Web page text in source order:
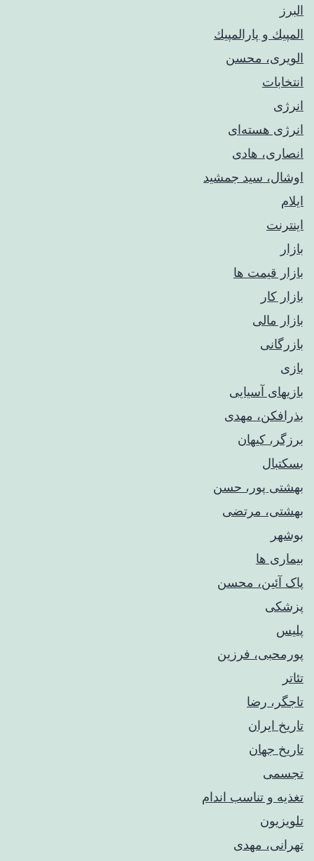
البرز
المپيك و پارالمپيك
الویری، محسن
انتخابات
انرژی
انرژی هسته‌ای
انصاری، هادی
اوشال، سید جمشید
ایلام
اینترنت
بازار
بازار قیمت ها
بازار کار
بازار مالی
بازرگانی
بازی
بازیهای آسیایی
بذرافکن، مهدی
برزگر، کیهان
بسکتبال
بهشتی پور، حسن
بهشتی، مرتضی
بوشهر
بیماری ها
پاک آئین، محسن
پزشکی
پلیس
پورمحبی، فرزین
تئاتر
تاجگر، رضا
تاریخ ایران
تاریخ جهان
تجسمی
تغذیه و تناسب اندام
تلویزیون
تهرانی، مهدی